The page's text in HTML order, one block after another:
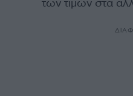
των τιμών στα